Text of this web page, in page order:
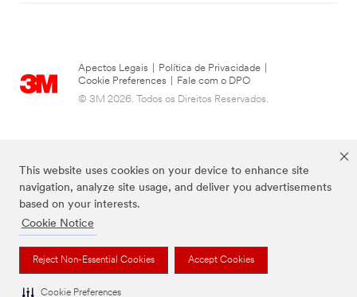
This website uses cookies on your device to enhance site
navigation, analyze site usage, and deliver you advertisements
based on your interests.
Cookie Notice
Reject Non-Essential Cookies Accept Cookies
Cookie Preferences
Apectos Legais Política de Privacidade
Cookie Preferences
Fale com o DPO
© 3M 2026. Todos os Direitos Reservados.
As marcas listadas a cima são marcas comerciais da 3M.